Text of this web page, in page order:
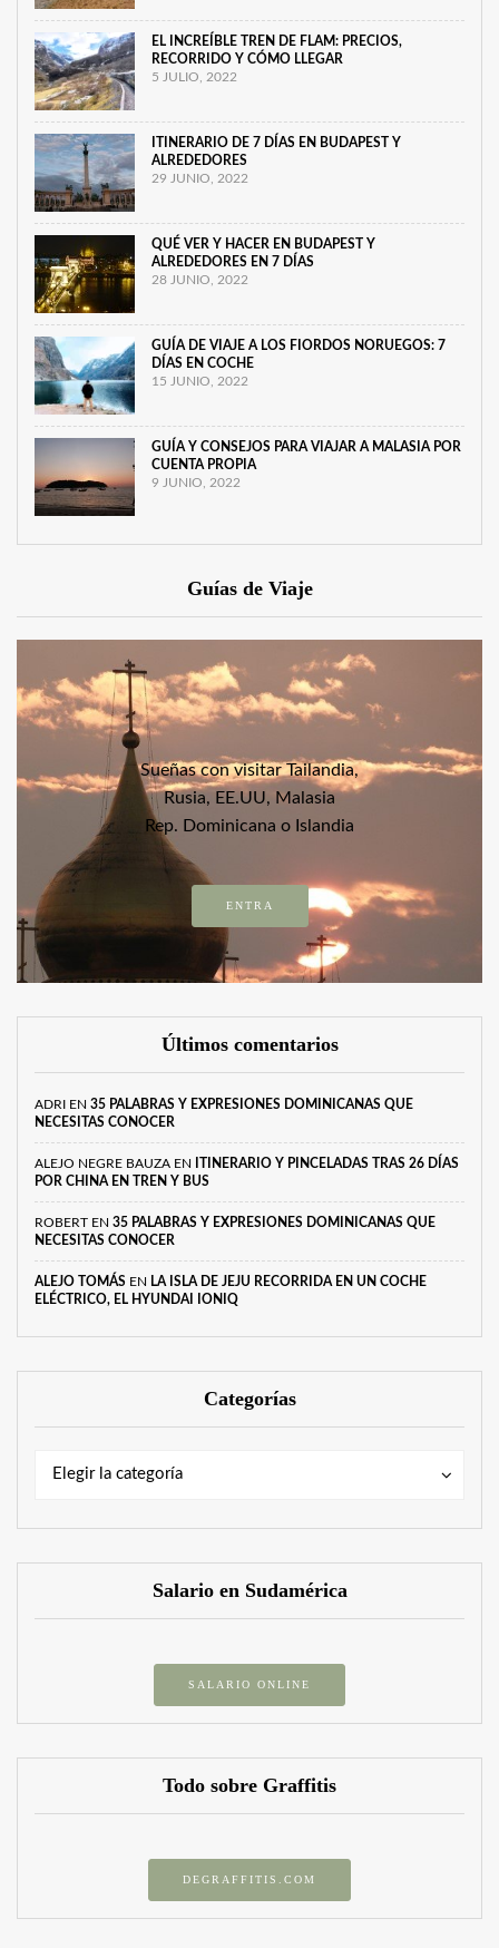
EL INCREÍBLE TREN DE FLAM: PRECIOS,
RECORRIDO Y CÓMO LLEGAR
5 JULIO, 2022
ITINERARIO DE 7 DÍAS EN BUDAPEST Y
ALREDEDORES
29 JUNIO, 2022
QUÉ VER Y HACER EN BUDAPEST Y
ALREDEDORES EN 7 DÍAS
28 JUNIO, 2022
GUÍA DE VIAJE A LOS FIORDOS NORUEGOS: 7
DÍAS EN COCHE
15 JUNIO, 2022
GUÍA Y CONSEJOS PARA VIAJAR A MALASIA POR
CUENTA PROPIA
9 JUNIO, 2022
Guías de Viaje
Sueñas con visitar Tailandia,
Rusia, EE.UU, Malasia
Rep. Dominicana o Islandia
ENTRA
Últimos comentarios
ADRI EN 35 PALABRAS Y EXPRESIONES DOMINICANAS QUE
NECESITAS CONOCER
ALEJO NEGRE BAUZA EN
ITINERARIO Y PINCELADAS TRAS 26 DÍAS
POR CHINA EN TREN Y BUS
ROBERT EN 35 PALABRAS Y EXPRESIONES DOMINICANAS QUE
NECESITAS CONOCER
ALEJO TOMÁS EN LA ISLA DE JEJU RECORRIDA EN UN COCHE
ELÉCTRICO, EL HYUNDAI IONIQ
Categorías
Elegir la categoría
Categorías
Salario en Sudamérica
SALARIO ONLINE
Todo sobre Graffitis
DEGRAFFITIS.COM